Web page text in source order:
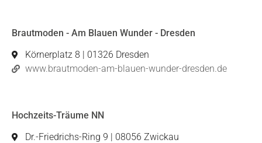
Brautmoden - Am Blauen Wunder - Dresden
Körnerplatz 8 | 01326 Dresden
www.brautmoden-am-blauen-wunder-dresden.de
Hochzeits-Träume NN
Dr.-Friedrichs-Ring 9 | 08056 Zwickau